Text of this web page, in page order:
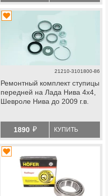
21210-3101800-86
Ремонтный комплект ступицы
передней на Лада Нива 4х4,
Шевроле Нива до 2009 г.в.
1890 й КУПИТЬ